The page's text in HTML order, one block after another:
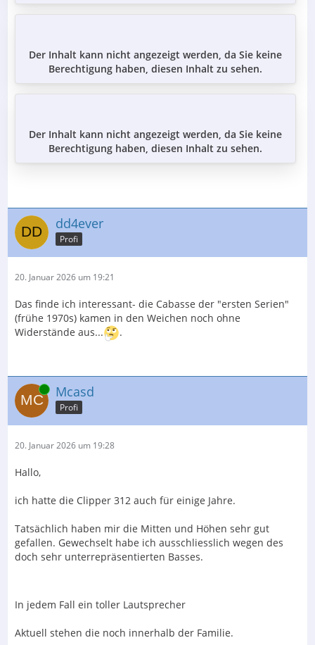
Der Inhalt kann nicht angezeigt werden, da Sie keine
Berechtigung haben, diesen Inhalt zu sehen.
Der Inhalt kann nicht angezeigt werden, da Sie keine
Berechtigung haben, diesen Inhalt zu sehen.
dd4ever
Profi
20. Januar 2026 um 19:21
Das finde ich interessant- die Cabasse der "ersten Serien"
(frühe 1970s) kamen in den Weichen noch ohne
Widerstände aus...
.
Online Mcasd
Profi
20. Januar 2026 um 19:28
Hallo,
ich hatte die Clipper 312 auch für einige Jahre.
Tatsächlich haben mir die Mitten und Höhen sehr gut
gefallen. Gewechselt habe ich ausschliesslich wegen des
doch sehr unterrepräsentierten Basses.
In jedem Fall ein toller Lautsprecher
Aktuell stehen die noch innerhalb der Familie.